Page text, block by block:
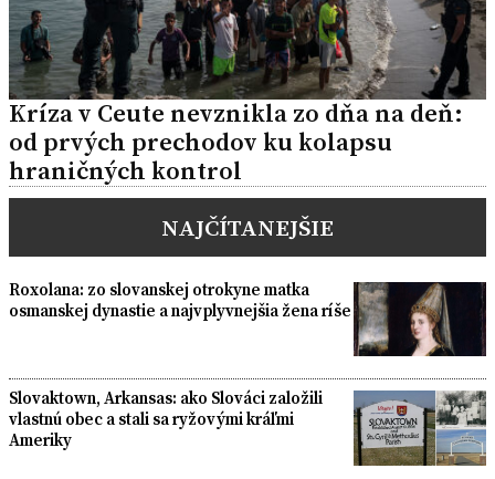
Kríza v Ceute nevznikla zo dňa na deň:
od prvých prechodov ku kolapsu
hraničných kontrol
NAJČÍTANEJŠIE
Roxolana: zo slovanskej otrokyne matka
osmanskej dynastie a najvplyvnejšia žena ríše
Slovaktown, Arkansas: ako Slováci založili
vlastnú obec a stali sa ryžovými kráľmi
Ameriky